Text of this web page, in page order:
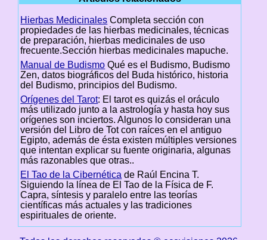
Hierbas Medicinales Completa sección con
propiedades de las hierbas medicinales, técnicas
de preparación, hierbas medicinales de uso
frecuente.Sección hierbas medicinales mapuche.
Manual de Budismo Qué es el Budismo, Budismo
Zen, datos biográficos del Buda histórico, historia
del Budismo, principios del Budismo.
Orígenes del Tarot: El tarot es quizás el oráculo
más utilizado junto a la astrología y hasta hoy sus
orígenes son inciertos. Algunos lo consideran una
versión del Libro de Tot con raíces en el antiguo
Egipto, además de ésta existen múltiples versiones
que intentan explicar su fuente originaria, algunas
más razonables que otras..
El Tao de la Cibernética de Raúl Encina T.
Siguiendo la línea de El Tao de la Física de F.
Capra, síntesis y paralelo entre las teorías
científicas más actuales y las tradiciones
espirituales de oriente.